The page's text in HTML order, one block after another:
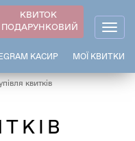
КВИТОК
ПОДАРУНКОВИЙ
МОЇ КВИТКИ
КАСИР
квитків